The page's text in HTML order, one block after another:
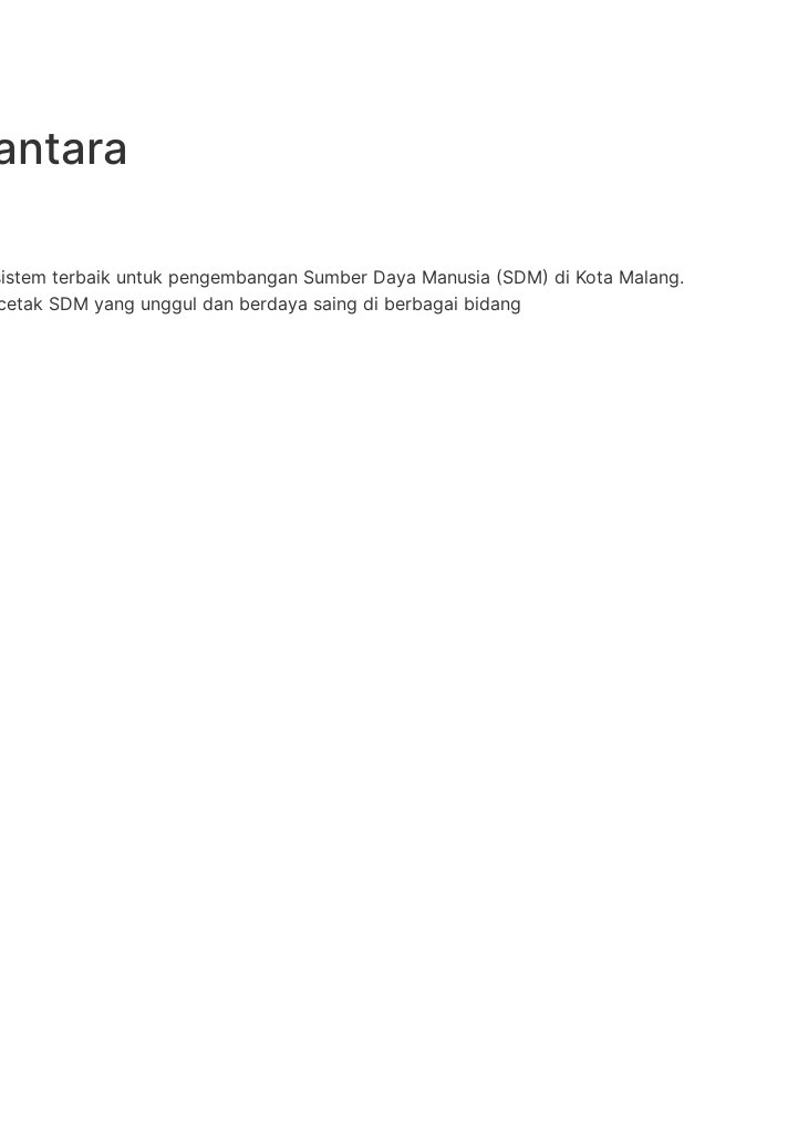
terbaik untuk pengembangan Sumber Daya Manusia (SDM) di Kota Malang.
SDM yang unggul dan berdaya saing di berbagai bidang